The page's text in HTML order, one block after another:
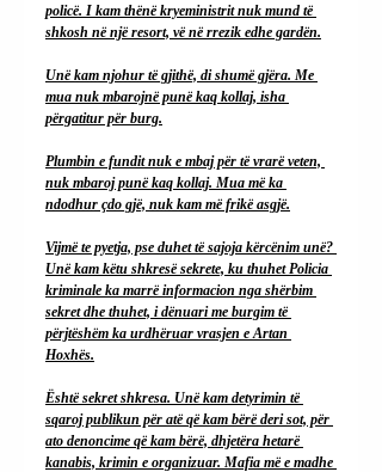
policë. I kam thënë kryeministrit nuk mund të
shkosh në një resort, vë në rrezik edhe gardën.
Unë kam njohur të gjithë, di shumë gjëra. Me
mua nuk mbarojnë punë kaq kollaj, isha
përgatitur për burg.
Plumbin e fundit nuk e mbaj për të vrarë veten,
nuk mbaroj punë kaq kollaj. Mua më ka
ndodhur çdo gjë, nuk kam më frikë asgjë.
Vijmë te pyetja, pse duhet të sajoja kërcënim unë?
Unë kam këtu shkresë sekrete, ku thuhet Policia
kriminale ka marrë informacion nga shërbim
sekret dhe thuhet, i dënuari me burgim të
përjtëshëm ka urdhëruar vrasjen e Artan
Hoxhës.
Është sekret shkresa. Unë kam detyrimin të
sqaroj publikun për atë që kam bërë deri sot, për
ato denoncime që kam bërë, dhjetëra hetarë
kanabis, krimin e organizuar. Mafia më e madhe